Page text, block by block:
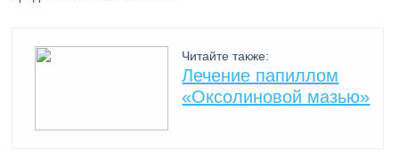
Читайте также:
Лечение папиллом
«Оксолиновой мазью»